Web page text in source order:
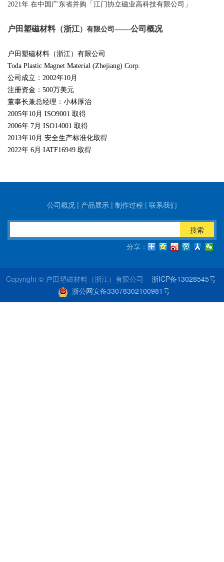
2021年 在中国广东省并购「江门协立磁业高科技有限公司」
户田塑磁材料（浙江）有限公司 ——公司概况
户田塑磁材料（浙江）有限公司
Toda Plastic Magnet Material (Zhejiang) Corp.
公司成立：2002年10月
注册资金：500万美元
董事长兼总经理： 小林厚治
2005年10月 ISO9001 取得
2006年 7月 ISO14001 取得
2013年10月 安全生产标准化取得
2022年 6月 IATF16949 取得
公司概况 | 产品展示 | 制作过程 | 联系我们
搜索
分享：
Copyright © 户田塑磁材料（浙江）有限公司 浙ICP备13028545号
浙公网安备33078302100981号